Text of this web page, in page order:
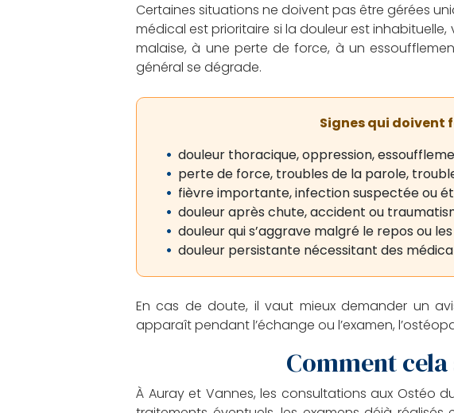
Certaines situations ne doivent pas être gérées
médical est prioritaire si la douleur est
malaise, à une perte de force, à un
général se dégrade.
Signes qui doivent
douleur thoracique, oppression,
perte de force, troubles de la parole,
fièvre importante, infection suspectée ou
douleur après chute, accident ou
douleur qui s’aggrave malgré le repos ou
douleur persistante nécessitant des
En cas de doute, il vaut mieux demander un
apparaît pendant l’échange ou l’examen,
Comment cela
À Auray et Vannes, les consultations aux Ostéo